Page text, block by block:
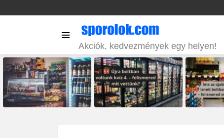
Akciók, kedvezmények egy helyen!
STORIES